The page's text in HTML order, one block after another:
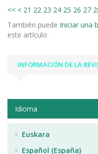
<< < 21 22 23 24 25 26 27
También puede Iniciar una
este artículo.
INFORMACIÓN DE LA
Idioma
Euskara
Español (España)